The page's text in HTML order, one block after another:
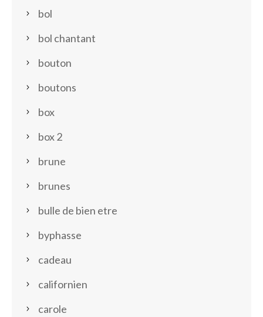
bol
bol chantant
bouton
boutons
box
box 2
brune
brunes
bulle de bien etre
byphasse
cadeau
californien
carole